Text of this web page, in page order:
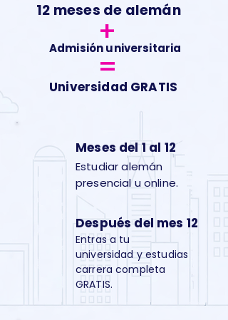
12 meses de alemán
Admisión universitaria
Universidad GRATIS
=
+
Meses del 1 al 12
Estudiar alemán
presencial u online.
Después del mes 12
Entras a tu
universidad y estudias
carrera completa
GRATIS.